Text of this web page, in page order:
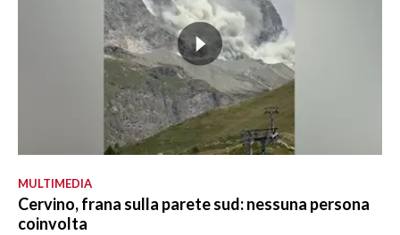
MULTIMEDIA
Cervino, frana sulla parete sud: nessuna persona
coinvolta